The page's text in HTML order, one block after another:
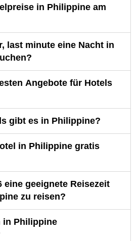
in Philippine am
last minute eine Nacht in
Angebote für Hotels
gibt es in Philippine?
in Philippine gratis
eine geeignete Reisezeit
zu reisen?
in Philippine